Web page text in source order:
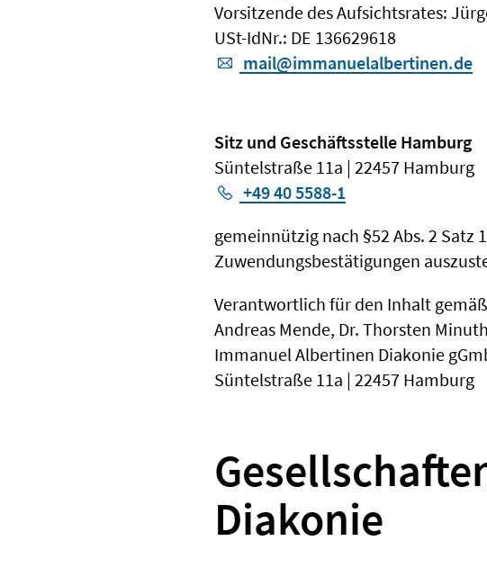
Vorsitzende des Aufsichtsrates:
USt-IdNr.: DE 136629618
mail@immanuelalbertinen.de
Sitz und Geschäftsstelle Hamburg
Süntelstraße 11a | 22457 Hamburg
+49 40 5588-1
gemeinnützig nach §52 Abs. 2 Satz
Zuwendungsbestätigungen
Verantwortlich für den Inhalt gemäß
Andreas Mende, Dr. Thorsten
Immanuel Albertinen Diakonie
Süntelstraße 11a | 22457 Hamburg
Diakonie